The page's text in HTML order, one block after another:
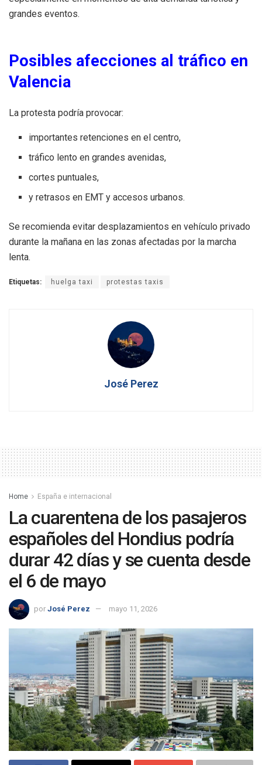
grandes eventos.
Posibles afecciones al tráfico en
Valencia
La protesta podría provocar:
importantes retenciones en el centro,
tráfico lento en grandes avenidas,
cortes puntuales,
y retrasos en EMT y accesos urbanos.
Se recomienda evitar desplazamientos en vehículo privado
durante la mañana en las zonas afectadas por la marcha
lenta.
Etiquetas: huelga taxi protestas taxis
José Perez
Home España e internacional
La cuarentena de los pasajeros
españoles del Hondius podría
durar 42 días y se cuenta desde
el 6 de mayo
por José Perez mayo 11, 2026